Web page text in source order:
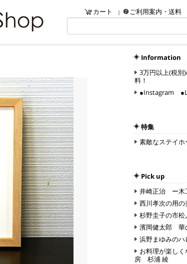
リブ・アートでは、絵画・版画・彫刻・工芸品（陶磁
カート ご利用案内・送料
Information
3万円以上(税別
料！
●Instagram
特集
素敵なステイ
Pick up
井崎正治 ー木
西川孝次の用
杉野圭子の市松
濱岡健太郎 華
浜野まゆみの
お料理が楽し
房 杉浦 綾